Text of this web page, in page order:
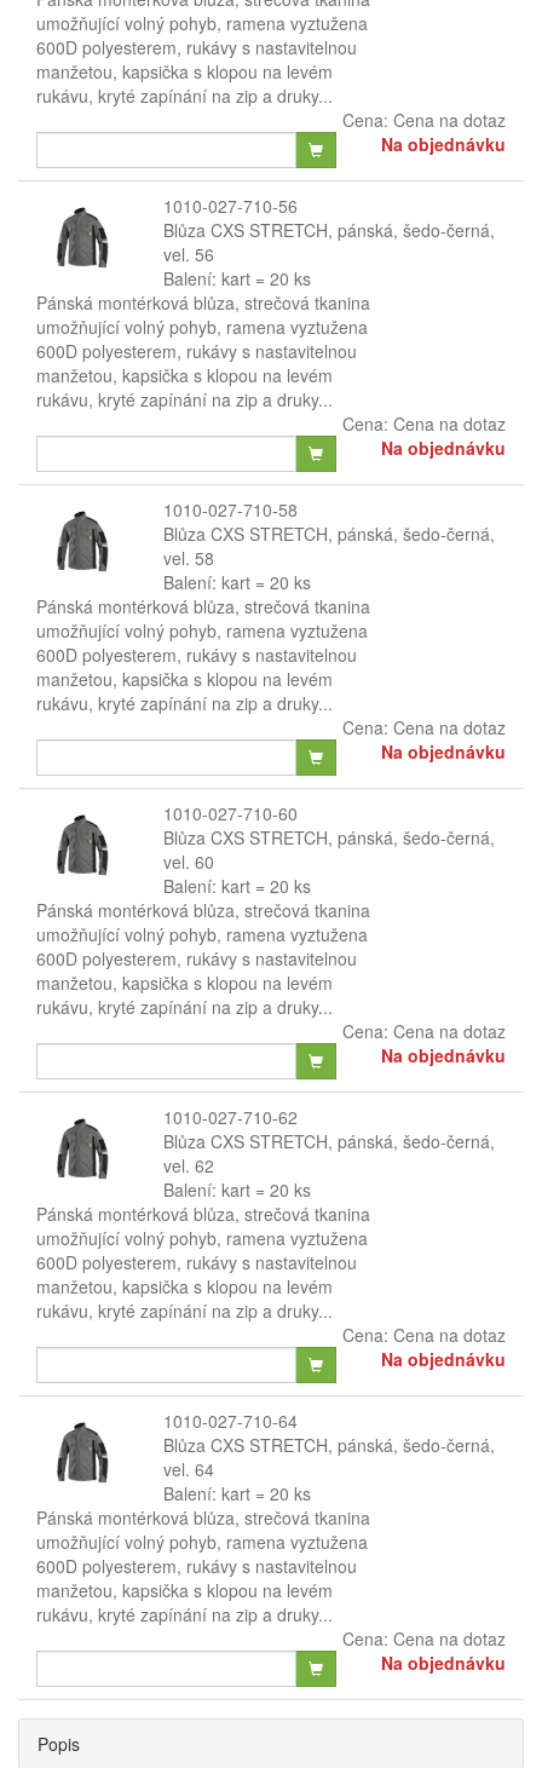
umožňující volný pohyb, ramena vyztužena
600D polyesterem, rukávy s nastavitelnou
manžetou, kapsička s klopou na levém
rukávu, kryté zapínání na zip a druky...
Cena: Cena na dotaz
Na objednávku
1010-027-710-56
Blůza CXS STRETCH, pánská, šedo-černá,
vel. 56
Balení: kart = 20 ks
Pánská montérková blůza, strečová tkanina
umožňující volný pohyb, ramena vyztužena
600D polyesterem, rukávy s nastavitelnou
manžetou, kapsička s klopou na levém
rukávu, kryté zapínání na zip a druky...
Cena: Cena na dotaz
Na objednávku
1010-027-710-58
Blůza CXS STRETCH, pánská, šedo-černá,
vel. 58
Balení: kart = 20 ks
Pánská montérková blůza, strečová tkanina
umožňující volný pohyb, ramena vyztužena
600D polyesterem, rukávy s nastavitelnou
manžetou, kapsička s klopou na levém
rukávu, kryté zapínání na zip a druky...
Cena: Cena na dotaz
Na objednávku
1010-027-710-60
Blůza CXS STRETCH, pánská, šedo-černá,
vel. 60
Balení: kart = 20 ks
Pánská montérková blůza, strečová tkanina
umožňující volný pohyb, ramena vyztužena
600D polyesterem, rukávy s nastavitelnou
manžetou, kapsička s klopou na levém
rukávu, kryté zapínání na zip a druky...
Cena: Cena na dotaz
Na objednávku
1010-027-710-62
Blůza CXS STRETCH, pánská, šedo-černá,
vel. 62
Balení: kart = 20 ks
Pánská montérková blůza, strečová tkanina
umožňující volný pohyb, ramena vyztužena
600D polyesterem, rukávy s nastavitelnou
manžetou, kapsička s klopou na levém
rukávu, kryté zapínání na zip a druky...
Cena: Cena na dotaz
Na objednávku
1010-027-710-64
Blůza CXS STRETCH, pánská, šedo-černá,
vel. 64
Balení: kart = 20 ks
Pánská montérková blůza, strečová tkanina
umožňující volný pohyb, ramena vyztužena
600D polyesterem, rukávy s nastavitelnou
manžetou, kapsička s klopou na levém
rukávu, kryté zapínání na zip a druky...
Cena: Cena na dotaz
Na objednávku
Popis